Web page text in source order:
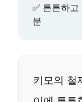
✅ 튼튼하
분
키모의 철